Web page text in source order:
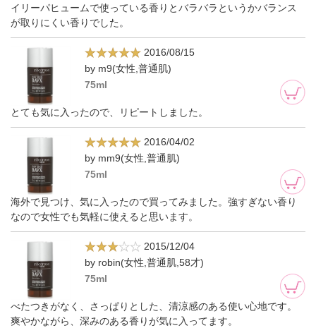
イリーパヒュームで使っている香りとバラバラというかバランス
が取りにくい香りでした。
2016/08/15
by m9(女性,普通肌)
75ml
とても気に入ったので、リピートしました。
2016/04/02
by mm9(女性,普通肌)
75ml
海外で見つけ、気に入ったので買ってみました。強すぎない香り
なので女性でも気軽に使えると思います。
2015/12/04
by robin(女性,普通肌,58才)
75ml
べたつきがなく、さっぱりとした、清涼感のある使い心地です。
爽やかながら、深みのある香りが気に入ってます。